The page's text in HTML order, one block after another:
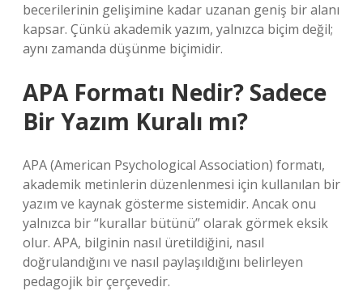
becerilerinin gelişimine kadar uzanan geniş bir alanı
kapsar. Çünkü akademik yazım, yalnızca biçim değil;
aynı zamanda düşünme biçimidir.
APA Formatı Nedir? Sadece
Bir Yazım Kuralı mı?
APA (American Psychological Association) formatı,
akademik metinlerin düzenlenmesi için kullanılan bir
yazım ve kaynak gösterme sistemidir. Ancak onu
yalnızca bir “kurallar bütünü” olarak görmek eksik
olur. APA, bilginin nasıl üretildiğini, nasıl
doğrulandığını ve nasıl paylaşıldığını belirleyen
pedagojik bir çerçevedir.